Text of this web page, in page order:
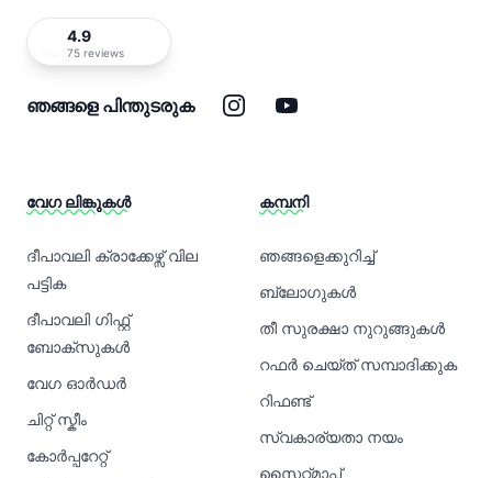
4.9
75 reviews
ഞങ്ങളെ പിന്തുടരുക ഇൻസ്റ്റാഗ്രാം
യൂട്യൂബ്
വേഗ ലിങ്കുകൾ
ദീപാവലി ക്രാക്കേഴ്സ് വില
പട്ടിക
ദീപാവലി ഗിഫ്റ്റ്
ബോക്സുകൾ
വേഗ ഓർഡർ
ചിറ്റ് സ്കീം
കോർപ്പറേറ്റ്
കമ്പനി
ഞങ്ങളെക്കുറിച്ച്
ബ്ലോഗുകൾ
തീ സുരക്ഷാ നുറുങ്ങുകൾ
റഫർ ചെയ്ത് സമ്പാദിക്കുക
റിഫണ്ട്
സ്വകാര്യതാ നയം
സൈറ്റ്മാപ്പ്